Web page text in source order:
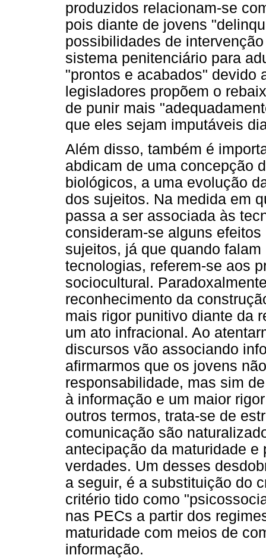
produzidos relacionam-se
pois diante de jovens
possibilidades de
sistema penitenciário para
"prontos e acabados" devido
legisladores propõem o
de punir mais
que eles sejam imputáveis
Além disso, também é
abdicam de uma concepção
biológicos, a uma evolução
dos sujeitos. Na medida em
passa a ser associada às
consideram-se alguns
sujeitos, já que quando
tecnologias, referem-se aos
sociocultural.
reconhecimento da
mais rigor punitivo diante da
um ato infracional. Ao
discursos vão associando
afirmarmos que os jovens
responsabilidade, mas sim
à informação e um maior
outros termos, trata-se de
comunicação são
antecipação da maturidade
verdades. Um desses
a seguir, é a substituição do
critério tido como
nas PECs a partir dos
maturidade com meios de
informação.